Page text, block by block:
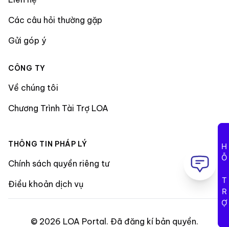
Các câu hỏi thường gặp
Gửi góp ý
CÔNG TY
Về chúng tôi
Chương Trình Tài Trợ LOA
THÔNG TIN PHÁP LÝ
Chính sách quyền riêng tư
Điều khoản dịch vụ
© 2026 LOA Portal . Đã đăng kí bản quyền.
HỖ TRỢ